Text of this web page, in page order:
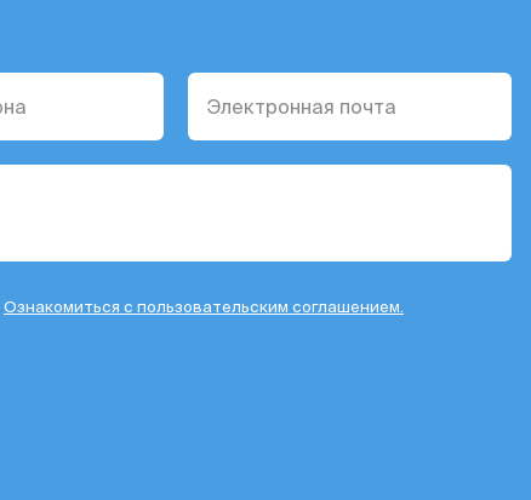
Ознакомиться с пользовательским соглашением.